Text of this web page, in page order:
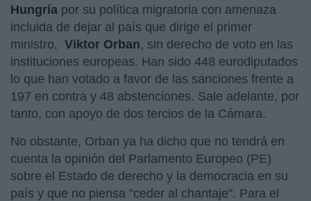
Hungría por su política migratoria con amenaza
incluida de dejar al país que dirige el primer
ministro, Viktor Orban, sin derecho de voto en las
instituciones europeas. Han sido 448 eurodiputados
lo que han votado a favor de las sanciones frente a
197 en contra y 48 abstenciones. Sale adelante, por
tanto, con apoyo de dos tercios de la Cámara.
No obstante, Orban ya ha dicho que no tendrá en
cuenta la opinión del Parlamento Europeo (PE)
sobre el Estado de derecho y la democracia en su
país y que no piensa "ceder al chantaje". Para el